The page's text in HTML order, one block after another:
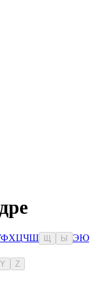
ФХЦЧШ Ы ЭЮ
Y Z